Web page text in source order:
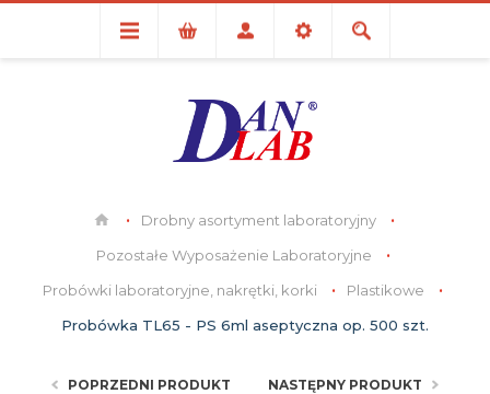
Drobny asortyment laboratoryjny
Pozostałe Wyposażenie Laboratoryjne
Probówki laboratoryjne, nakrętki, korki
Plastikowe
Probówka TL65 - PS 6ml aseptyczna op. 500 szt.
POPRZEDNI PRODUKT NASTĘPNY PRODUKT